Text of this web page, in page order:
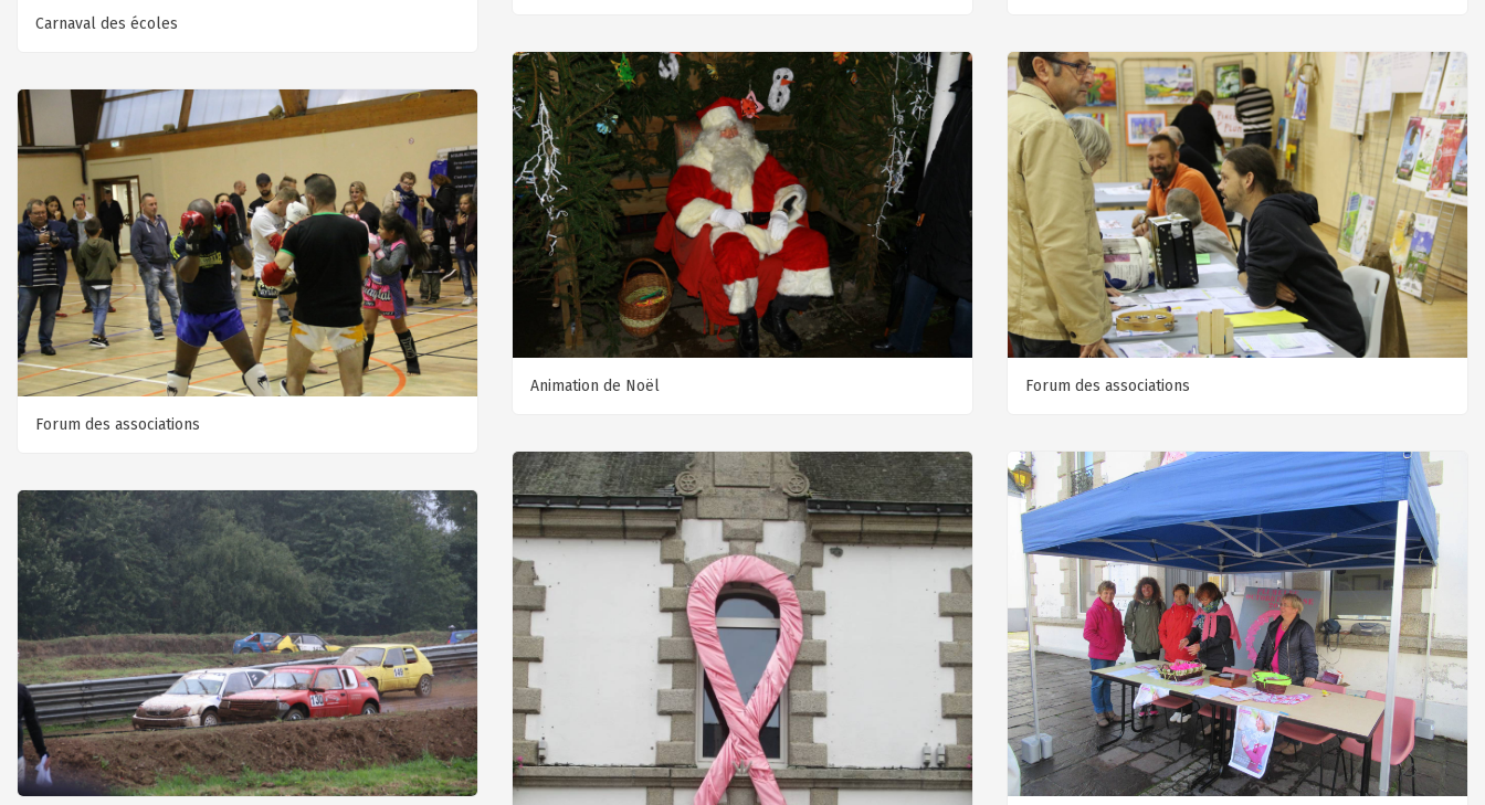
Carnaval des écoles
Animation de Noël Forum des associations
Forum des associations